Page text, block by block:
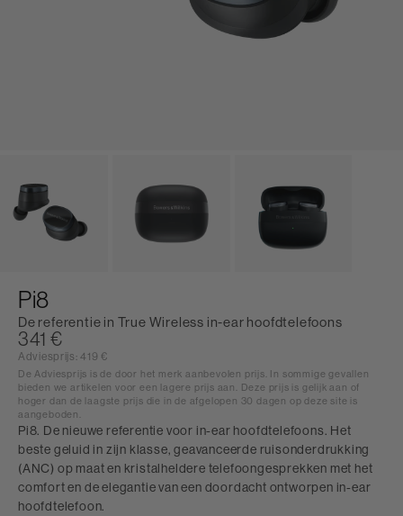
Pi8
De referentie in True Wireless in-ear hoofdtelefoons
341 €
Adviesprijs:419 €
De Adviesprijs is de door het merk aanbevolen prijs. In sommige gevallen
bieden we artikelen voor een lagere prijs aan. Deze prijs is gelijk aan of
hoger dan de laagste prijs die in de afgelopen 30 dagen op deze site is
aangeboden.
Pi8. De nieuwe referentie voor in-ear hoofdtelefoons. Het
beste geluid in zijn klasse, geavanceerde ruisonderdrukking
(ANC) op maat en kristalheldere telefoongesprekken met het
comfort en de elegantie van een doordacht ontworpen in-ear
hoofdtelefoon.